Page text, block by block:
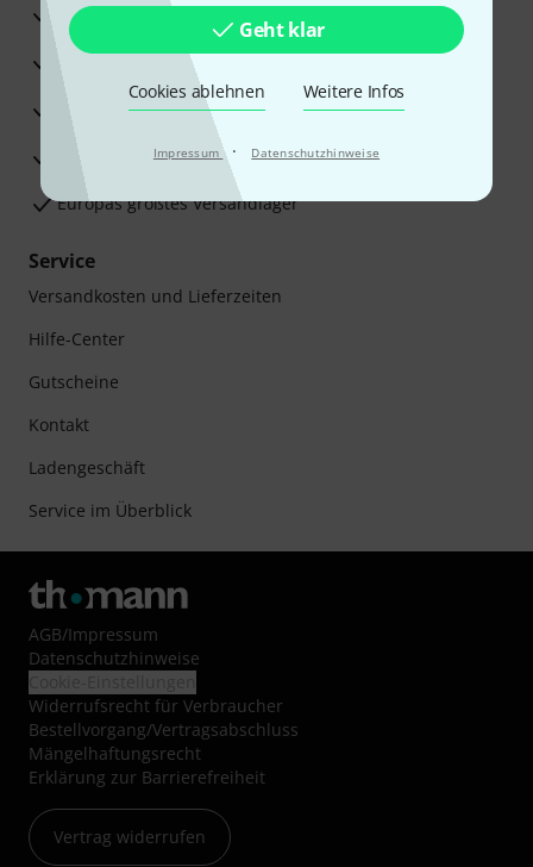
Geht klar
Cookies ablehnen Weitere Infos
Impressum · Datenschutzhinweise
30 Tage Money-Back-Garantie
Reparaturservice
Beratung durch Fachexperten
Zufriedenheitsgarantie
Europas größtes Versandlager
Service
Versandkosten und Lieferzeiten
Hilfe-Center
Gutscheine
Kontakt
Ladengeschäft
Service im Überblick
AGB/Impressum
Datenschutzhinweise
Widerrufsrecht für Verbraucher
Bestellvorgang/Vertragsabschluss
Mängelhaftungsrecht
Erklärung zur Barrierefreiheit
Vertrag widerrufen